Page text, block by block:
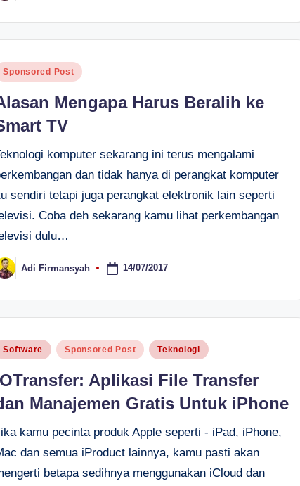
Sponsored Post
Mengapa Harus Beralih ke
TV
komputer sekarang ini terus mengalami
dan tidak hanya di perangkat komputer
sendiri tetapi juga perangkat elektronik lain seperti
Coba deh sekarang kamu lihat perkembangan
dulu…
Adi Firmansyah 14/07/2017
Software Sponsored Post Teknologi
Aplikasi File Transfer
Manajemen Gratis Untuk iPhone
kamu pecinta produk Apple seperti - iPad, iPhone,
dan semua iProduct lainnya, kamu pasti akan
betapa sedihnya menggunakan iCloud dan